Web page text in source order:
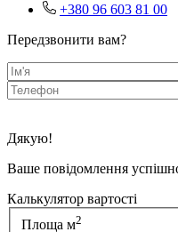
+380 96 603 81 00
Передзвонити вам?
Дякую!
Ваше повідомлення
Калькулятор вартості
Площа м2